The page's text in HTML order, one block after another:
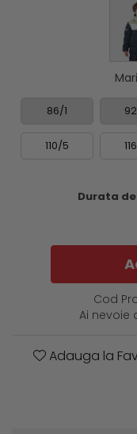
86/1
110/5
Durata
Cod
Ai nevoie
Adauga la